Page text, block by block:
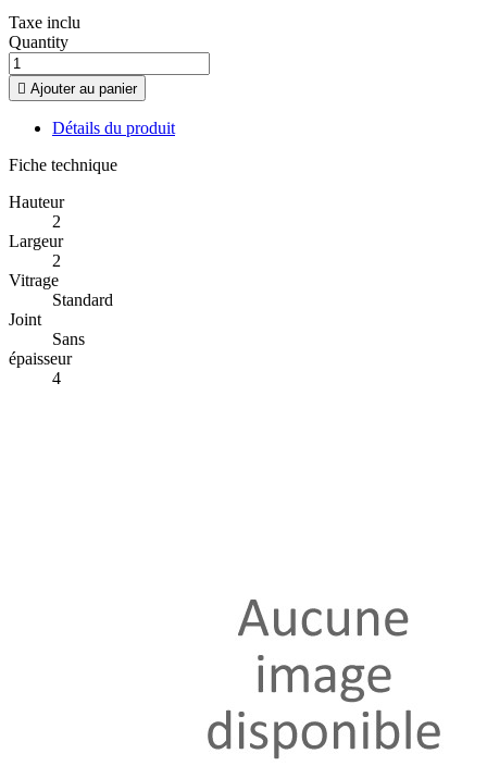
Taxe inclu
Quantity
 Ajouter au panier
Détails du produit
Fiche technique
Hauteur
2
Largeur
2
Vitrage
Standard
Joint
Sans
épaisseur
4